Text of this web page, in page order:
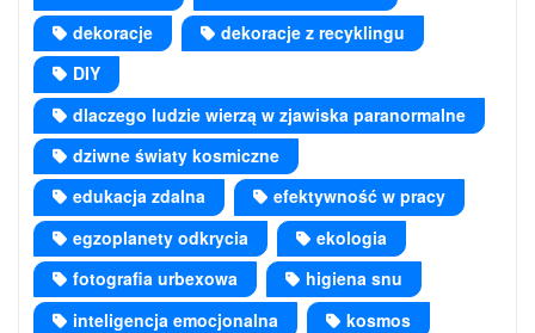
dekoracje
dekoracje z recyklingu
DIY
dlaczego ludzie wierzą w zjawiska paranormalne
dziwne światy kosmiczne
edukacja zdalna
efektywność w pracy
egzoplanety odkrycia
ekologia
fotografia urbexowa
higiena snu
inteligencja emocjonalna
kosmos